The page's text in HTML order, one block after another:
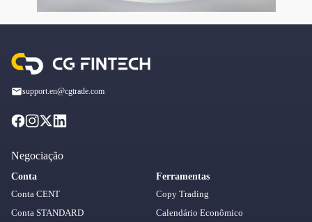
support.en@cgtrade.com
Negociação
Conta
Conta CENT
Conta STANDARD
Ferramentas
Copy Trading
Calendário Econômico